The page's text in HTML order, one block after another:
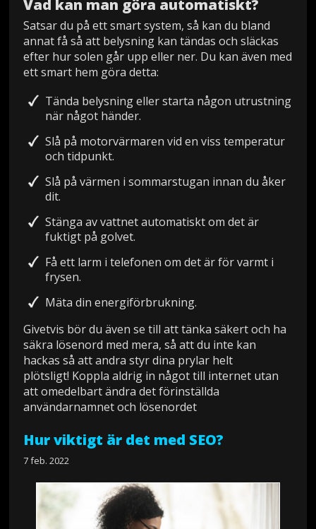
Vad kan man göra automatiskt?
Satsar du på ett smart system, så kan du bland
annat få så att belysning kan tändas och släckas
efter hur solen går upp eller ner. Du kan även med
ett smart hem göra detta:
Tända belysning eller starta någon utrustning
när något händer.
Slå på motorvärmaren vid en viss temperatur
och tidpunkt.
Slå på värmen i sommarstugan innan du åker
dit.
Stänga av vattnet automatiskt om det är
fuktigt på golvet.
Få ett larm i telefonen om det är för varmt i
frysen.
Mäta din energiförbrukning.
Givetvis bör du även se till att tänka säkert och ha
säkra lösenord med mera, så att du inte kan
hackas så att andra styr dina prylar helt
plötsligt! Koppla aldrig in något till internet utan
att omedelbart ändra det förinställda
användarnamnet och lösenordet
Hur viktigt är det med SEO?
7 feb. 2022